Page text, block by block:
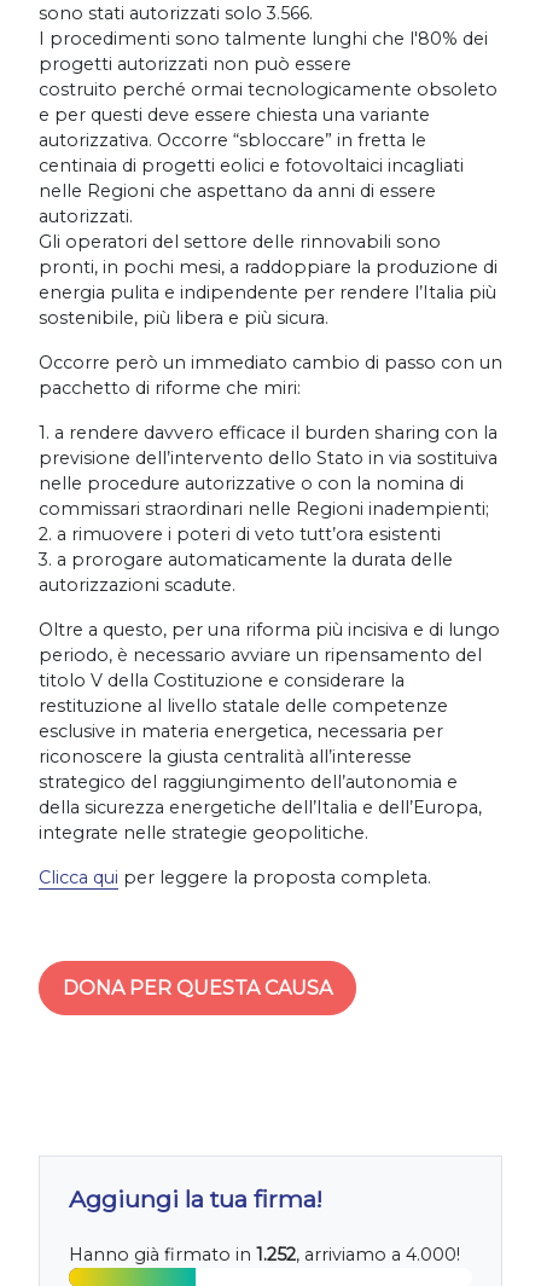
sono stati autorizzati solo 3.566.
I procedimenti sono talmente lunghi che l'80% dei
progetti autorizzati non può essere
costruito perché ormai tecnologicamente obsoleto
e per questi deve essere chiesta una variante
autorizzativa. Occorre “sbloccare” in fretta le
centinaia di progetti eolici e fotovoltaici incagliati
nelle Regioni che aspettano da anni di essere
autorizzati.
Gli operatori del settore delle rinnovabili sono
pronti, in pochi mesi, a raddoppiare la produzione di
energia pulita e indipendente per rendere l’Italia più
sostenibile, più libera e più sicura.
Occorre però un immediato cambio di passo con un
pacchetto di riforme che miri:
1. a rendere davvero efficace il burden sharing con la
previsione dell’intervento dello Stato in via sostituiva
nelle procedure autorizzative o con la nomina di
commissari straordinari nelle Regioni inadempienti;
2. a rimuovere i poteri di veto tutt’ora esistenti
3. a prorogare automaticamente la durata delle
autorizzazioni scadute.
Oltre a questo, per una riforma più incisiva e di lungo
periodo, è necessario avviare un ripensamento del
titolo V della Costituzione e considerare la
restituzione al livello statale delle competenze
esclusive in materia energetica, necessaria per
riconoscere la giusta centralità all’interesse
strategico del raggiungimento dell’autonomia e
della sicurezza energetiche dell’Italia e dell’Europa,
integrate nelle strategie geopolitiche.
Clicca qui per leggere la proposta completa.
DONA PER QUESTA CAUSA
Aggiungi la tua firma!
Hanno già firmato in 1.252, arriviamo a 4.000!